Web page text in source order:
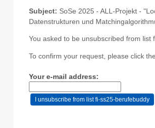
Subject: SoSe 2025 - ALL-Projekt -
Datenstrukturen und
You asked to be unsubscribed from list
To confirm your request, please click
Your e-mail address: